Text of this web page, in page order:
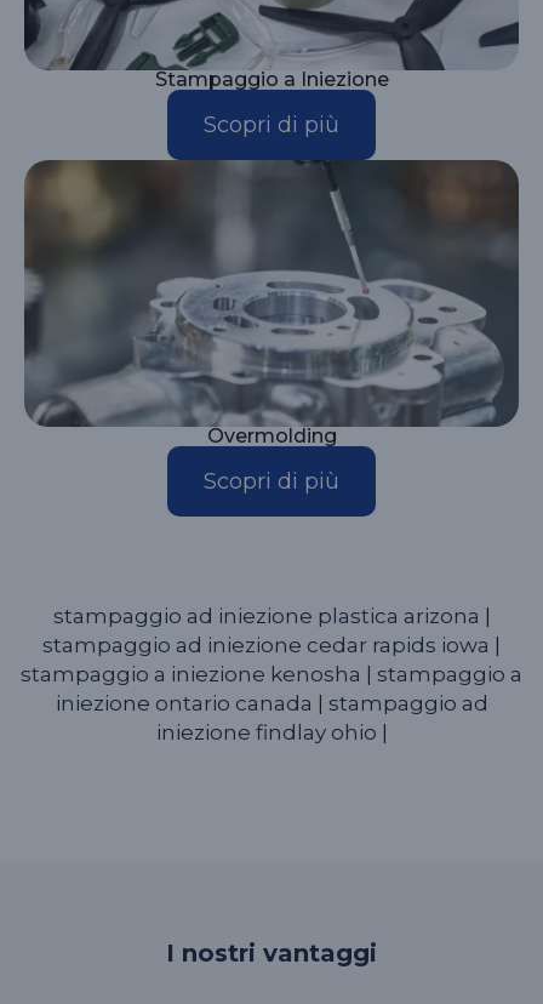
Stampaggio a Iniezione
Scopri di più
Overmolding
Scopri di più
stampaggio ad iniezione plastica arizona |
stampaggio ad iniezione cedar rapids iowa |
stampaggio a iniezione kenosha | stampaggio a
iniezione ontario canada | stampaggio ad
iniezione findlay ohio |
I nostri vantaggi